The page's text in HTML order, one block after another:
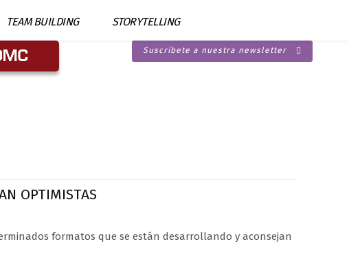
TEAM BUILDING STORYTELLING
Suscríbete a nuestra newsletter
OPTIMISTAS
formatos que se están desarrollando y aconsejan